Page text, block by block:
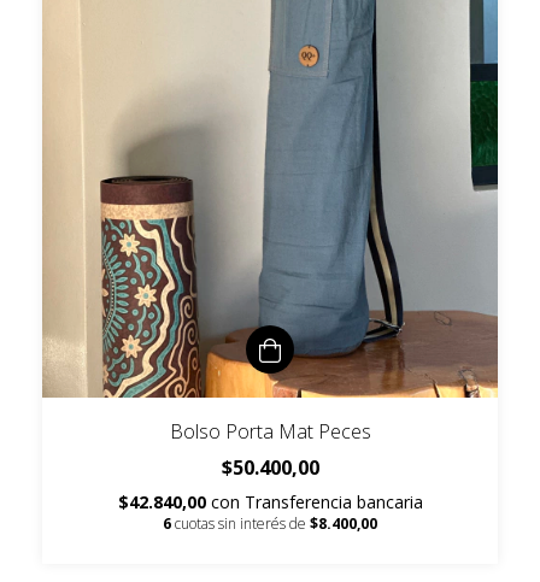
Bolso Porta Mat Peces
$50.400,00
$42.840,00 con Transferencia bancaria
6cuotas sin interés de $8.400,00